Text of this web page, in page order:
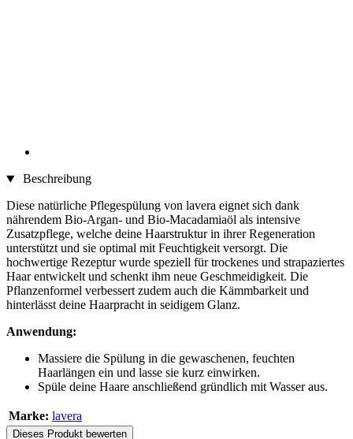
Beschreibung
Diese natürliche Pflegespülung von lavera eignet sich dank
nährendem Bio-Argan- und Bio-Macadamiaöl als intensive
Zusatzpflege, welche deine Haarstruktur in ihrer Regeneration
unterstützt und sie optimal mit Feuchtigkeit versorgt. Die
hochwertige Rezeptur wurde speziell für trockenes und strapaziertes
Haar entwickelt und schenkt ihm neue Geschmeidigkeit. Die
Pflanzenformel verbessert zudem auch die Kämmbarkeit und
hinterlässt deine Haarpracht in seidigem Glanz.
Anwendung:
Massiere die Spülung in die gewaschenen, feuchten
Haarlängen ein und lasse sie kurz einwirken.
Spüle deine Haare anschließend gründlich mit Wasser aus.
Marke: lavera
Dieses Produkt bewerten